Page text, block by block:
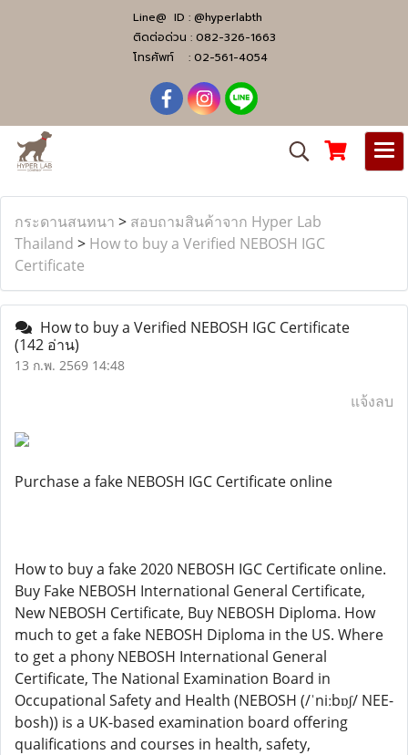
Line@ ID : @hyperlabth
ติดต่อด่วน : 082-326-1663
โทรศัพท์ : 02-561-4054
กระดานสนทนา > สอบถามสินค้าจาก Hyper Lab
Thailand > How to buy a Verified NEBOSH IGC
Certificate
How to buy a Verified NEBOSH IGC Certificate
(142 อ่าน)
13 ก.พ. 2569 14:48
แจ้งลบ
Purchase a fake NEBOSH IGC Certificate online
How to buy a fake 2020 NEBOSH IGC Certificate online.
Buy Fake NEBOSH International General Certificate,
New NEBOSH Certificate, Buy NEBOSH Diploma. How
much to get a fake NEBOSH Diploma in the US. Where
to get a phony NEBOSH International General
Certificate, The National Examination Board in
Occupational Safety and Health (NEBOSH (/ˈniːbɒʃ/ NEE-
bosh)) is a UK-based examination board offering
qualifications and courses in health, safety,